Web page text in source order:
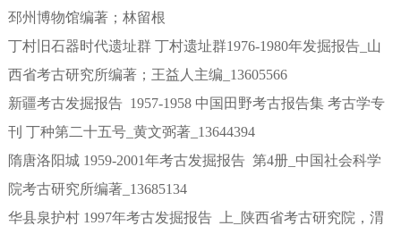
邳州博物馆编著；林留根
丁村旧石器时代遗址群 丁村遗址群1976-1980年发掘报告_山
西省考古研究所编著；王益人主编_13605566
新疆考古发掘报告 1957-1958 中国田野考古报告集 考古学专
刊 丁种第二十五号_黄文弼著_13644394
隋唐洛阳城 1959-2001年考古发掘报告 第4册_中国社会科学
院考古研究所编著_13685134
华县泉护村 1997年考古发掘报告 上_陕西省考古研究院，渭